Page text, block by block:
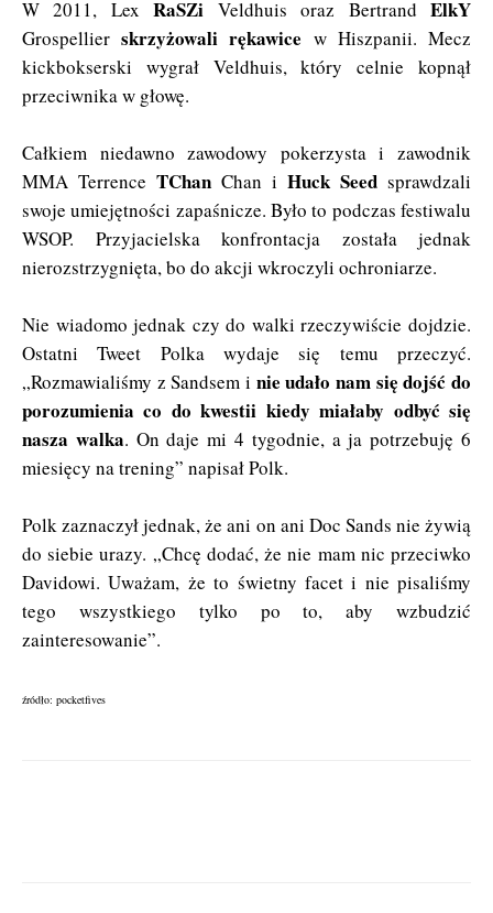
W 2011, LexRaSZi Veldhuis oraz BertrandElkY
Grospellierskrzyżowali rękawice w Hiszpanii. Mecz
kickbokserski wygrał Veldhuis, który celnie kopnął
przeciwnika w głowę.
Całkiem niedawno zawodowy pokerzysta i zawodnik
MMA Terrence TChan Chan i Huck Seed sprawdzali
swoje umiejętności zapaśnicze. Było to podczas festiwalu
WSOP. Przyjacielska konfrontacja została jednak
nierozstrzygnięta, bo do akcji wkroczyli ochroniarze.
Nie wiadomo jednak czy do walki rzeczywiście dojdzie.
Ostatni Tweet Polka wydaje się temu przeczyć.
„Rozmawialiśmy z Sandsem i nie udało nam się dojść do
porozumienia co do kwestii kiedy miałaby odbyć się
nasza walka. On daje mi 4 tygodnie, a ja potrzebuję 6
miesięcy na trening” napisał Polk.
Polk zaznaczył jednak, że ani on ani Doc Sands nie żywią
do siebie urazy. „Chcę dodać, że nie mam nic przeciwko
Davidowi. Uważam, że to świetny facet i nie pisaliśmy
tego wszystkiego tylko po to, aby wzbudzić
zainteresowanie”.
źródło: pocketfives